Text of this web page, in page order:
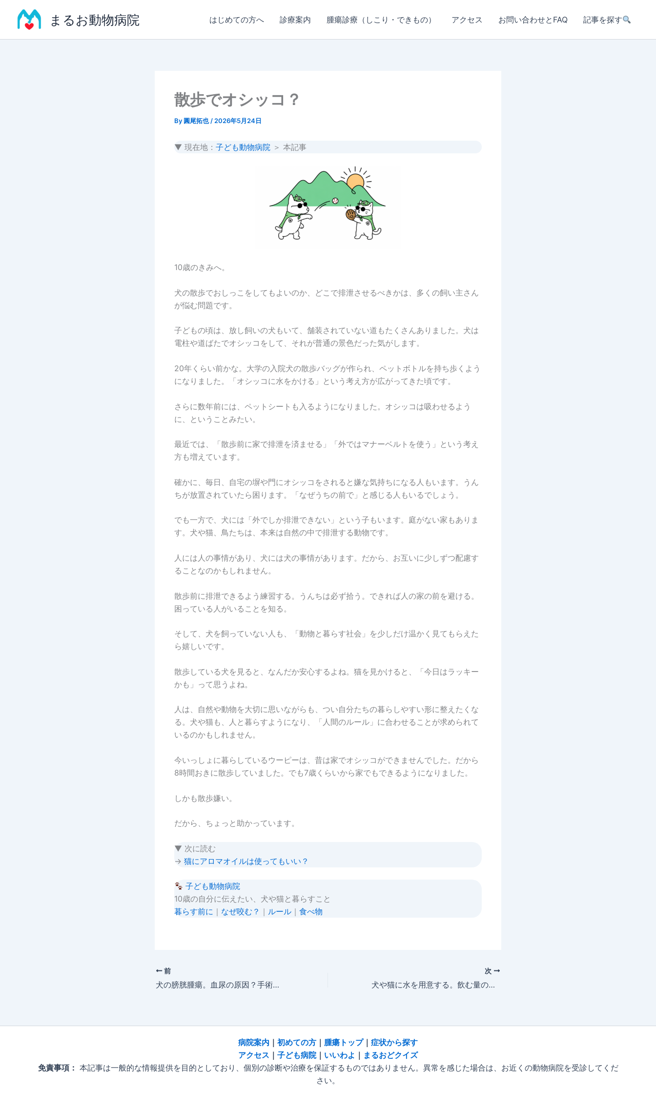
まるお動物病院 はじめての方へ 診療案内 腫瘍診療（しこり・できもの） アクセス お問い合わせとFAQ 記事を探す
散歩でオシッコ？
By 圓尾拓也/ 2026年5月24日
▼ 現在地： 子ども動物病院 ＞ 本記事
10歳のきみへ。
犬の散歩でおしっこをしてもよいのか、どこで排泄させるべきかは、多くの飼い主さん
が悩む問題です。
子どもの頃は、放し飼いの犬もいて、舗装されていない道もたくさんありました。犬は
電柱や道ばたでオシッコをして、それが普通の景色だった気がします。
20年くらい前かな。大学の入院犬の散歩バッグが作られ、ペットボトルを持ち歩くよう
になりました。「オシッコに水をかける」という考え方が広がってきた頃です。
さらに数年前には、ペットシートも入るようになりました。オシッコは吸わせるよう
に、ということみたい。
最近では、「散歩前に家で排泄を済ませる」「外ではマナーベルトを使う」という考え
方も増えています。
確かに、毎日、自宅の塀や門にオシッコをされると嫌な気持ちになる人もいます。うん
ちが放置されていたら困ります。「なぜうちの前で」と感じる人もいるでしょう。
でも一方で、犬には「外でしか排泄できない」という子もいます。庭がない家もありま
す。犬や猫、鳥たちは、本来は自然の中で排泄する動物です。
人には人の事情があり、犬には犬の事情があります。だから、お互いに少しずつ配慮す
ることなのかもしれません。
散歩前に排泄できるよう練習する。うんちは必ず拾う。できれば人の家の前を避ける。
困っている人がいることを知る。
そして、犬を飼っていない人も、「動物と暮らす社会」を少しだけ温かく見てもらえた
ら嬉しいです。
散歩している犬を見ると、なんだか安心するよね。猫を見かけると、「今日はラッキー
かも」って思うよね。
人は、自然や動物を大切に思いながらも、つい自分たちの暮らしやすい形に整えたくな
る。犬や猫も、人と暮らすようになり、「人間のルール」に合わせることが求められて
いるのかもしれません。
今いっしょに暮らしているウーピーは、昔は家でオシッコができませんでした。だから
8時間おきに散歩していました。でも7歳くらいから家でもできるようになりました。
しかも散歩嫌い。
だから、ちょっと助かっています。
▼ 次に読む
→ 猫にアロマオイルは使ってもいい？
子ども動物病院
10歳の自分に伝えたい、犬や猫と暮らすこと
暮らす前に ｜ なぜ咬む？ ｜ ルール ｜ 食べ物
前
犬の膀胱腫瘍。血尿の原因？手術できる？治療と見通し
次
犬や猫に水を用意する。飲む量の変化に気づこう
病院案内 ｜ 初めての方 ｜ 腫瘍トップ｜ 症状から探す
アクセス ｜ 子ども病院｜ いいわよ ｜ まるおどクイズ
免責事項： 本記事は一般的な情報提供を目的としており、個別の診断や治療を保証するものではありません。異常を感じた場合は、お近くの動物病院を受診してくだ
さい。